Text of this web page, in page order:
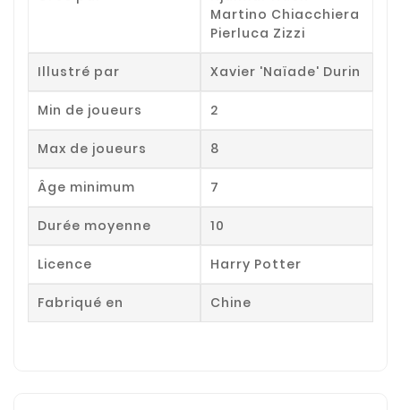
Martino Chiacchiera
Pierluca Zizzi
Illustré par Xavier 'Naïade' Durin
Min de joueurs 2
Max de joueurs 8
Âge minimum 7
Durée moyenne 10
Licence Harry Potter
Fabriqué en Chine